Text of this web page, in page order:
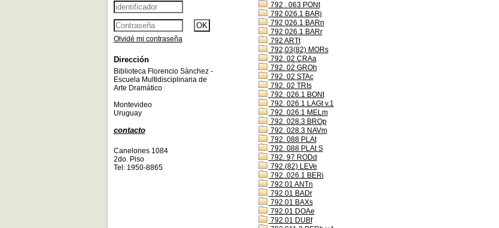
792 . 063 PONt
792 026.1 BARj
792 026.1 BARn
792 026.1 BARr
792 ARTt
792,03(82) MORs
792. 02 CRAa
792. 02 GROh
792. 02 STAc
792. 02 TRIs
792. 026.1 BONt
792. 026.1 LAGt v.1
792. 026.1 MELm
792. 028.3 BROp
792. 028.3 NAVm
792. 088 PLAt
792. 088 PLAt S
792. 97 RODd
792.(82) LEVe
792..026.1 BERi
792.01 ANTn
792.01 BADr
792.01 BAXs
792.01 DOAe
792.01 DUBf
Olvidé mi contraseña
Dirección
Biblioteca Florencio Sànchez -
Escuela Multidisciplinaria de
Arte Dramàtico
Montevideo
Uruguay
contacto
Canelones 1084
2do. Piso
Tel: 1950-8865